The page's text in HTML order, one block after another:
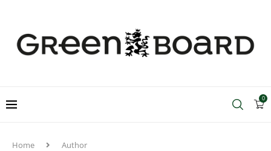
0
Home Author